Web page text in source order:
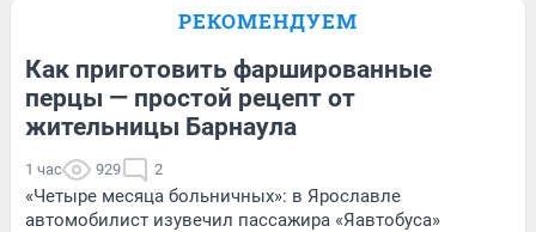
РЕКОМЕНДУЕМ
Как приготовить фаршированные
перцы — простой рецепт от
жительницы Барнаула
1 час 929 2
«Четыре месяца больничных»: в Ярославле
автомобилист изувечил пассажира «Яавтобуса»